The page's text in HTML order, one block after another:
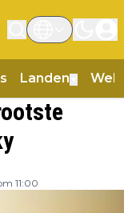
Landen
11:00